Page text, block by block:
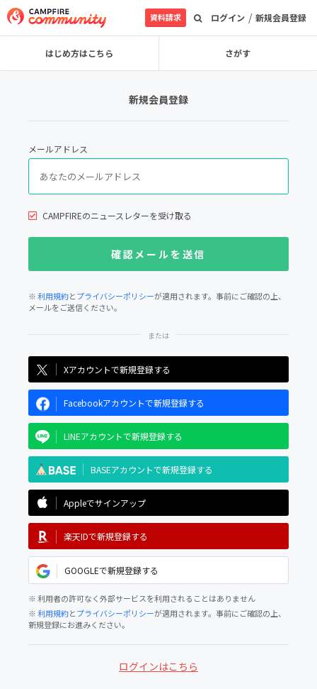
ログイン / 新規会員登録
資料請求
はじめ方はこちら さがす
新規会員登録
メールアドレス
CAMPFIREのニュースレターを受け取る
※利用規約とプライバシーポリシーが適用されます。事前にご確認の上、
メールをご送信ください。
Xアカウントで新規登録する
Facebookアカウントで新規登録する
LINEアカウントで新規登録する
BASEアカウントで新規登録する
Appleでサインアップ
楽天IDで新規登録する
GOOGLEで新規登録する
※ 利用者の許可なく外部サービスを利用されることはありません
※利用規約とプライバシーポリシーが適用されます。事前にご確認の上、
新規登録にお進みください。
ログインはこちら